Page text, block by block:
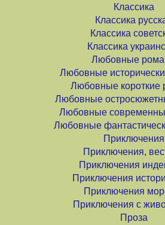
Классика
Классика
Классика
Классика
Любовные
Любовные
Любовные короткие
Любовные
Любовные
Любовные
Приключения
Приключения,
Приключения
Приключения
Приключения
Приключения с
Проза